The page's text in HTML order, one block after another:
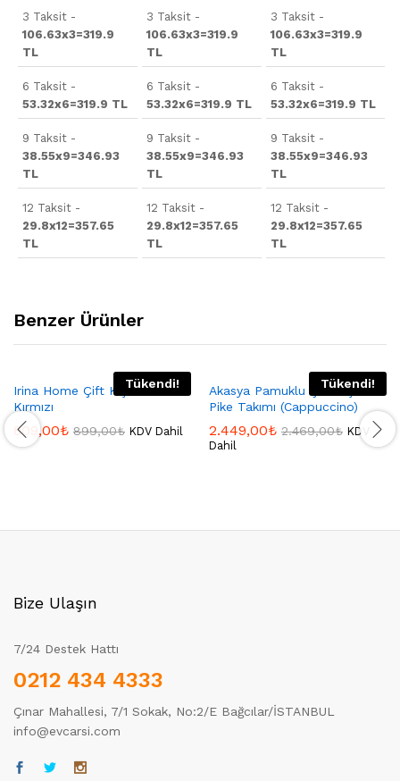
3 Taksit -
106.63x3=319.9
TL
6 Taksit -
53.32x6=319.9 TL
9 Taksit -
38.55x9=346.93
TL
12 Taksit -
29.8x12=357.65
TL
3 Taksit -
106.63x3=319.9
TL
6 Taksit -
53.32x6=319.9 TL
9 Taksit -
38.55x9=346.93
TL
12 Taksit -
29.8x12=357.65
TL
3 Taksit -
106.63x3=319.9
TL
6 Taksit -
53.32x6=319.9 TL
9 Taksit -
38.55x9=346.93
TL
12 Taksit -
29.8x12=357.65
TL
Benzer Ürünler
Tükendi!
Irina Home Çift Kişilik Pike
Kırmızı
809,00₺ 899,00₺ KDV Dahil
Tükendi!
Akasya Pamuklu Çift Kişilik
Pike Takımı (Cappuccino)
2.449,00₺ 2.469,00₺ KDV
Dahil
Bize Ulaşın
7/24 Destek Hattı
0212 434 4333
Çınar Mahallesi, 7/1 Sokak, No:2/E Bağcılar/İSTANBUL
info@evcarsi.com